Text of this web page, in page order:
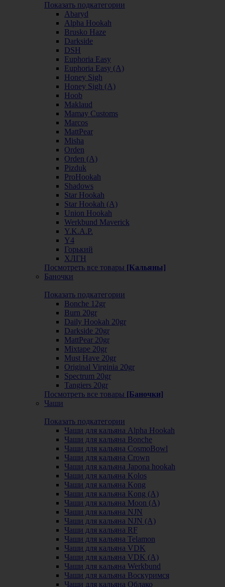
Показать подкатегории
Abaryd
Alpha Hookah
Brusko Haze
Darkside
DSH
Euphoria Easy
Euphoria Easy (А)
Honey Sigh
Honey Sigh (А)
Hoob
Maklaud
Mamay Customs
Marcos
MattPear
Misha
Orden
Orden (А)
Pizduk
ProHookah
Shadows
Star Hookah
Star Hookah (А)
Union Hookah
Werkbund Maverick
Y.K.A.P.
Y4
Горький
ХЛГН
Посмотреть все товары [Кальяны]
Баночки
Показать подкатегории
Bonche 12gr
Burn 20gr
Daily Hookah 20gr
Darkside 20gr
MattPear 20gr
Mixtape 20gr
Must Have 20gr
Original Virginia 20gr
Spectrum 20gr
Tangiers 20gr
Посмотреть все товары [Баночки]
Чаши
Показать подкатегории
Чаши для кальяна Alpha Hookah
Чаши для кальяна Bonche
Чаши для кальяна CosmoBowl
Чаши для кальяна Crown
Чаши для кальяна Japona hookah
Чаши для кальяна Kolos
Чаши для кальяна Kong
Чаши для кальяна Kong (A)
Чаши для кальяна Moon (А)
Чаши для кальяна NJN
Чаши для кальяна NJN (А)
Чаши для кальяна RF
Чаши для кальяна Telamon
Чаши для кальяна VDK
Чаши для кальяна VDK (А)
Чаши для кальяна Werkbund
Чаши для кальяна Воскуримся
Чаши для кальяна Облако